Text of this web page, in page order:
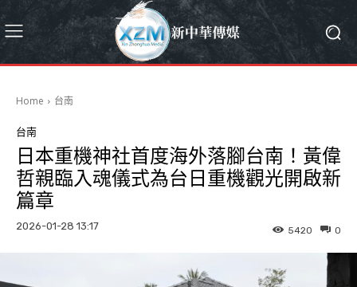
Home 台南
台南
日本重機神社首度海外落腳台南！黃偉
哲親臨入魂儀式為台日重機觀光開啟新
篇章
2026-01-28 13:17 0
5420